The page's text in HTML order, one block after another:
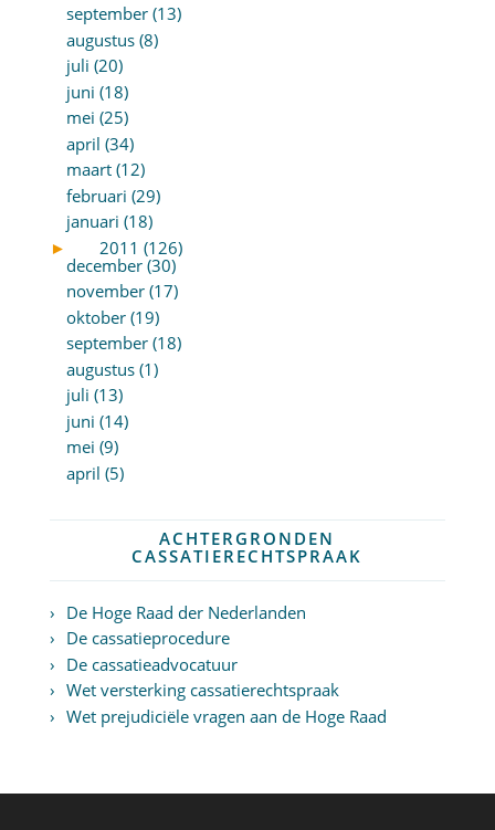
september (13)
augustus (8)
juli (20)
juni (18)
mei (25)
april (34)
maart (12)
februari (29)
januari (18)
►
2011 (126)
december (30)
november (17)
oktober (19)
september (18)
augustus (1)
juli (13)
juni (14)
mei (9)
april (5)
ACHTERGRONDEN
CASSATIERECHTSPRAAK
De Hoge Raad der Nederlanden
De cassatieprocedure
De cassatieadvocatuur
Wet versterking cassatierechtspraak
Wet prejudiciële vragen aan de Hoge Raad